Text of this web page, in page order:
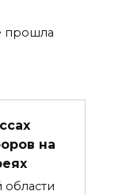
прошла
на
области